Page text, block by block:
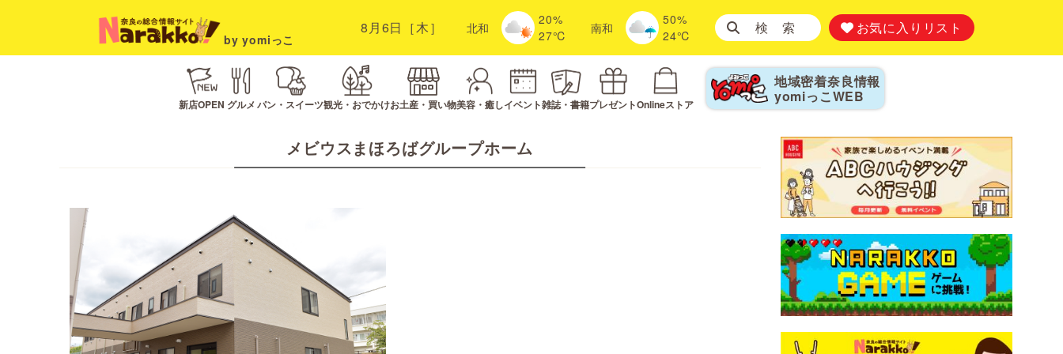
by yomiっこ
8月6日［木］ 北和
20%
27℃
南和
50%
24℃
検 索 お気に入りリスト
新店OPEN グルメ パン・スイーツ観光・おでかけお土産・買い物美容・癒しイベント雑誌・書籍プレゼントOnlineストア
地域密着奈良情報
yomiっこ WEB
メビウスまほろばグループホーム